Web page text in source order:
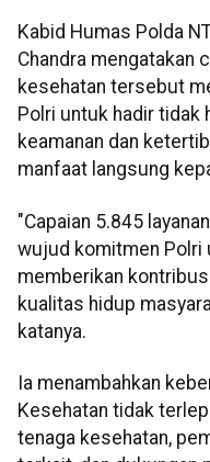
Kabid Humas Polda
Chandra mengatakan
kesehatan tersebut
Polri untuk hadir tidak
keamanan dan
manfaat langsung
"Capaian 5.845
wujud komitmen Polri
memberikan
kualitas hidup
katanya.
Ia menambahkan
Kesehatan tidak
tenaga kesehatan,